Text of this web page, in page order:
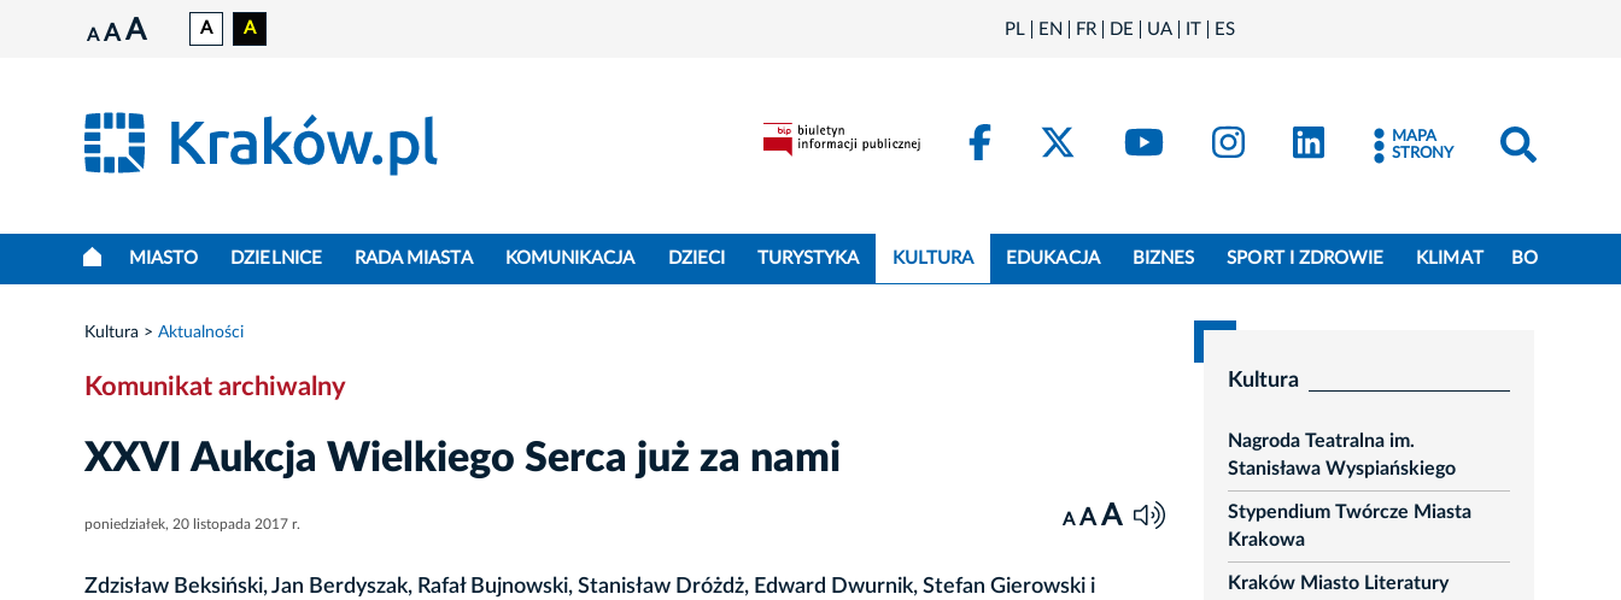
A A A A A PL EN FR DE UA IT ES
FacebookKraków - X
Kraków - YouTube
Kraków - Instagram
Kraków - LinkedIn
MAPA
STRONY
MIASTO DZIELNICE RADA MIASTA KOMUNIKACJA DZIECI TURYSTYKA KULTURA EDUKACJA BIZNES SPORT I ZDROWIE KLIMAT BO
Kultura Aktualności
Komunikat archiwalny
XXVI Aukcja Wielkiego Serca już za nami
poniedziałek, 20 listopada 2017 r. A A A
Zdzisław Beksiński, Jan Berdyszak, Rafał Bujnowski, Stanisław Dróżdż, Edward Dwurnik, Stefan Gierowski i
Kultura
Nagroda Teatralna im.
Stanisława Wyspiańskiego
Stypendium Twórcze Miasta
Krakowa
Kraków Miasto Literatury